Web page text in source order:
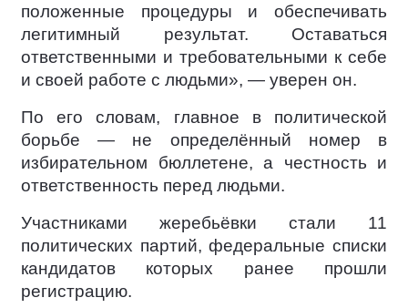
положенные процедуры и обеспечивать
легитимный результат. Оставаться
ответственными и требовательными к себе
и своей работе с людьми», — уверен он.
По его словам, главное в политической
борьбе — не определённый номер в
избирательном бюллетене, а честность и
ответственность перед людьми.
Участниками жеребьёвки стали 11
политических партий, федеральные списки
кандидатов которых ранее прошли
регистрацию.